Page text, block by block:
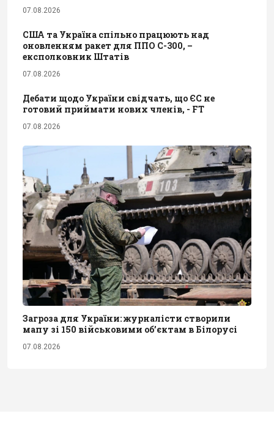
07.08.2026
США та Україна спільно працюють над
оновленням ракет для ППО С-300, –
експолковник Штатів
07.08.2026
Дебати щодо України свідчать, що ЄС не
готовий приймати нових членів, - FT
07.08.2026
Загроза для України: журналісти створили
мапу зі 150 військовими обʼєктам в Білорусі
07.08.2026